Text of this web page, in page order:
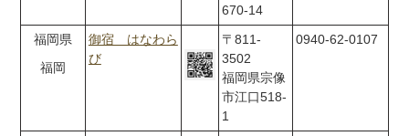
670-14
福岡県
福岡
御宿 はなわら
び
〒811-
3502
福岡県宗像
市江口518-
1
0940-62-0107